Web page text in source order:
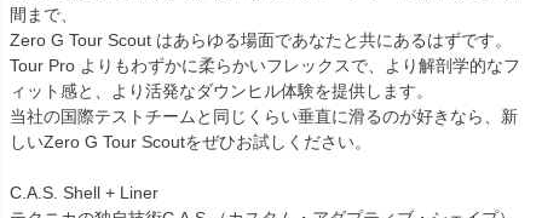
間まで、
Zero G Tour Scout はあらゆる場面であなたと共にあるはずです。
Tour Pro よりもわずかに柔らかいフレックスで、より解剖学的なフ
ィット感と、より活発なダウンヒル体験を提供します。
当社の国際テストチームと同じくらい垂直に滑るのが好きなら、新
しいZero G Tour Scoutをぜひお試しください。
C.A.S. Shell + Liner